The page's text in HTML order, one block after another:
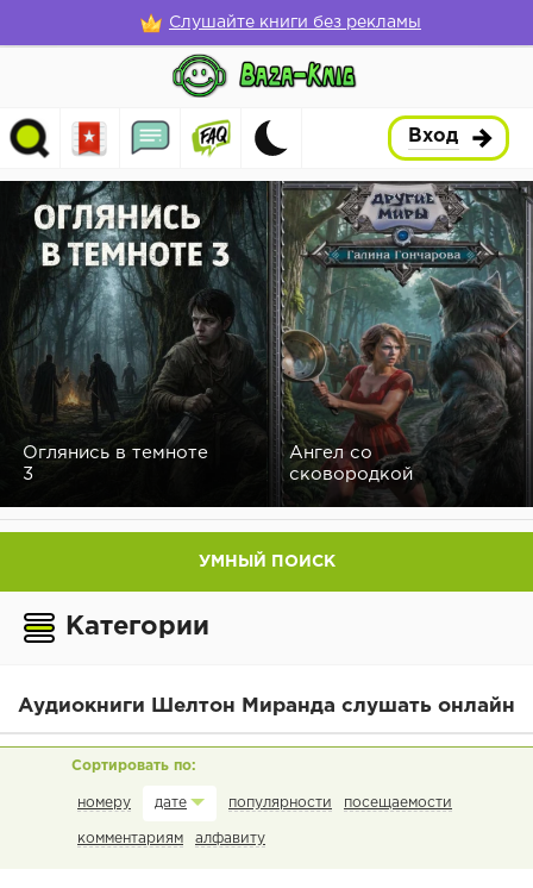
Слушайте книги без рекламы
Вход
Оглянись в темноте
3
Ангел со
сковородкой
УМНЫЙ ПОИСК
Категории
Аудиокниги Шелтон Миранда слушать онлайн
номеру дате популярности посещаемости
комментариям алфавиту